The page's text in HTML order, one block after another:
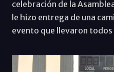
celebración de la
le hizo entrega de una
evento que llevaron